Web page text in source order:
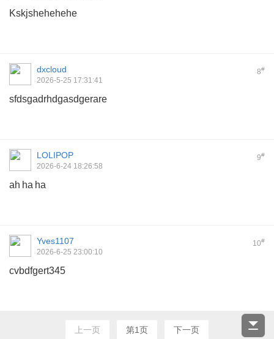
Kskjshehehehe
8#
dxcloud
2026-5-25 17:31:41
sfdsgadrhdgasdgerare
9#
LOLIPOP
2026-6-24 18:26:58
ah ha ha
10#
Yves1107
2026-6-25 23:00:10
cvbdfgert345
上一页 第1页 下一页